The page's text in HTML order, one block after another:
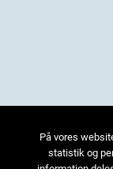
På vores
statistik og